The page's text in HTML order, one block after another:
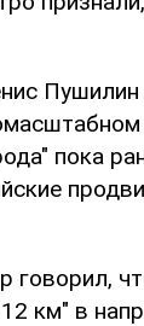
Пушилин
пока
говорил,
км" в